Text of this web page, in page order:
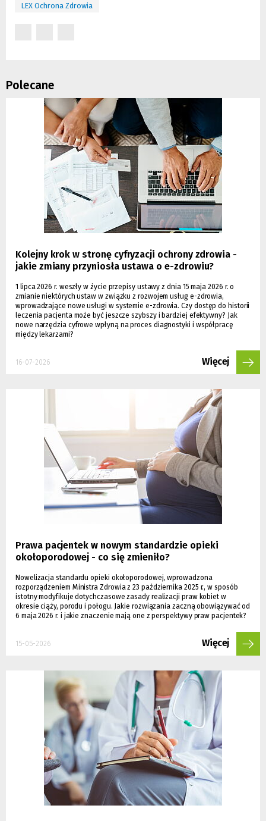
LEX Ochrona Zdrowia
Polecane
Kolejny krok w stronę cyfryzacji ochrony zdrowia -
jakie zmiany przyniosła ustawa o e-zdrowiu?
1 lipca 2026 r. weszły w życie przepisy ustawy z dnia 15 maja 2026 r. o
zmianie niektórych ustaw w związku z rozwojem usług e-zdrowia,
wprowadzające nowe usługi w systemie e-zdrowia. Czy dostęp do historii
leczenia pacjenta może być jeszcze szybszy i bardziej efektywny? Jak
nowe narzędzia cyfrowe wpłyną na proces diagnostyki i współpracę
między lekarzami?
16-07-2026 Więcej
Prawa pacjentek w nowym standardzie opieki
okołoporodowej - co się zmieniło?
Nowelizacja standardu opieki okołoporodowej, wprowadzona
rozporządzeniem Ministra Zdrowia z 23 października 2025 r., w sposób
istotny modyfikuje dotychczasowe zasady realizacji praw kobiet w
okresie ciąży, porodu i połogu. Jakie rozwiązania zaczną obowiązywać od
6 maja 2026 r. i jakie znaczenie mają one z perspektywy praw pacjentek?
15-05-2026 Więcej